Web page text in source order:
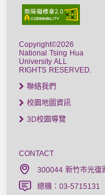
Copyright©2026
National Tsing Hua
University ALL
RIGHTS RESERVED.
聯絡我們
校園地圖資訊
3D校園導覽
CONTACT
300044 新竹市光復
總機：03-5715131